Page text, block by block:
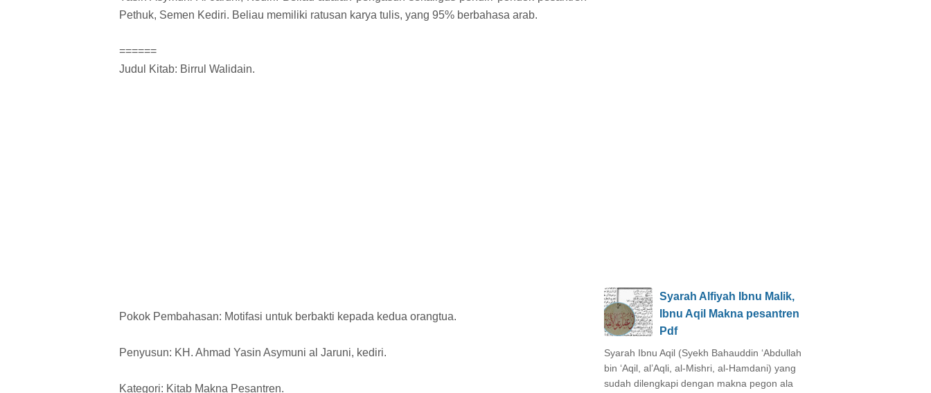
Pethuk, Semen Kediri. Beliau memiliki ratusan karya tulis, yang 95% berbahasa arab.
======
Judul Kitab: Birrul Walidain.
Pokok Pembahasan: Motifasi untuk berbakti kepada kedua orangtua.
Penyusun: KH. Ahmad Yasin Asymuni al Jaruni, kediri.
Kategori: Kitab Makna Pesantren.
Syarah Alfiyah Ibnu Malik,
Ibnu Aqil Makna pesantren
Pdf
Syarah Ibnu Aqil (Syekh Bahauddin ‘Abdullah
bin ‘Aqil, al’Aqli, al-Mishri, al-Hamdani) yang
sudah dilengkapi dengan makna pegon ala